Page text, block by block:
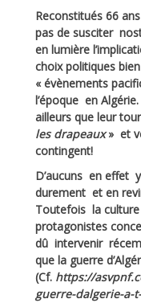
Reconstitués 66
pas de susciter
en lumière
choix politiques
« évènements
l’époque en
ailleurs que leur
les drapeaux» et
contingent!
D’aucuns en effet
durement et en
Toutefois la culture
protagonistes
dû intervenir
que la guerre
(Cf. https://
guerre-dalgerie-a-